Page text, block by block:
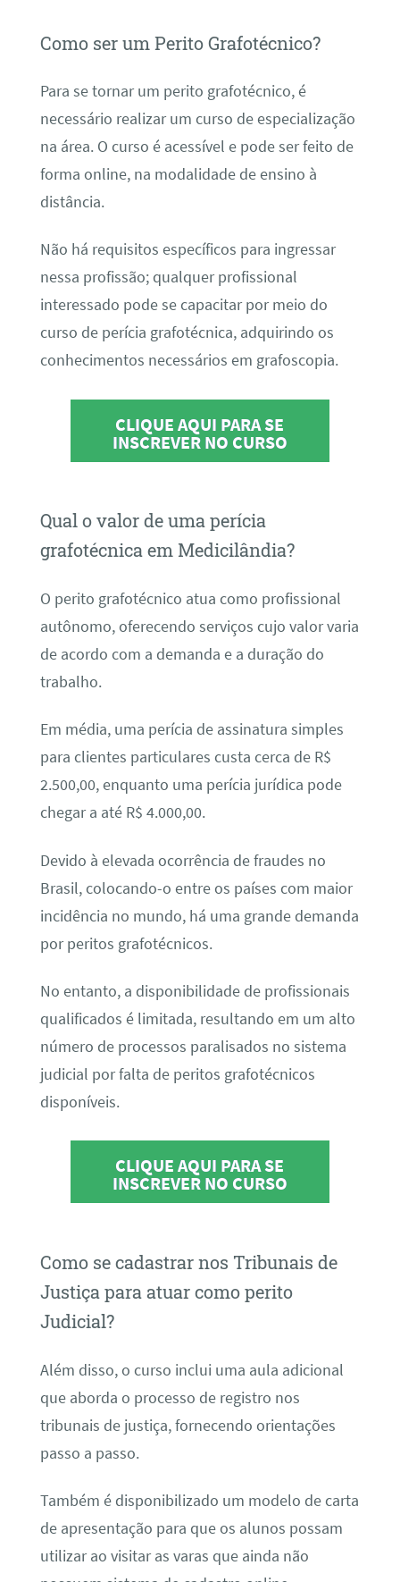
Como ser um Perito Grafotécnico?
Para se tornar um perito grafotécnico, é
necessário realizar um curso de especialização
na área. O curso é acessível e pode ser feito de
forma online, na modalidade de ensino à
distância.
Não há requisitos específicos para ingressar
nessa profissão; qualquer profissional
interessado pode se capacitar por meio do
curso de perícia grafotécnica, adquirindo os
conhecimentos necessários em grafoscopia.
CLIQUE AQUI PARA SE
INSCREVER NO CURSO
Qual o valor de uma perícia
grafotécnica em Medicilândia?
O perito grafotécnico atua como profissional
autônomo, oferecendo serviços cujo valor varia
de acordo com a demanda e a duração do
trabalho.
Em média, uma perícia de assinatura simples
para clientes particulares custa cerca de R$
2.500,00, enquanto uma perícia jurídica pode
chegar a até R$ 4.000,00.
Devido à elevada ocorrência de fraudes no
Brasil, colocando-o entre os países com maior
incidência no mundo, há uma grande demanda
por peritos grafotécnicos.
No entanto, a disponibilidade de profissionais
qualificados é limitada, resultando em um alto
número de processos paralisados no sistema
judicial por falta de peritos grafotécnicos
disponíveis.
CLIQUE AQUI PARA SE
INSCREVER NO CURSO
Como se cadastrar nos Tribunais de
Justiça para atuar como perito
Judicial?
Além disso, o curso inclui uma aula adicional
que aborda o processo de registro nos
tribunais de justiça, fornecendo orientações
passo a passo.
Também é disponibilizado um modelo de carta
de apresentação para que os alunos possam
utilizar ao visitar as varas que ainda não